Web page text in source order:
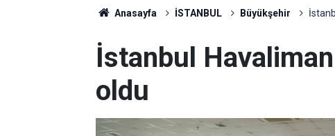
Anasayfa İSTANBUL Büyükşehir
İstanbul
oldu